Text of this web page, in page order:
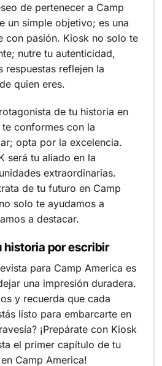
de pertenecer a Camp
un simple objetivo; es una
con pasión. Kiosk no solo te
nutre tu autenticidad,
respuestas reflejen la
quien eres.
de tu historia en
conformes con la
opta por la excelencia.
será tu aliado en la
extraordinarias.
de tu futuro en Camp
solo te ayudamos a
a destacar.
historia por escribir
para Camp America es
una impresión duradera.
y recuerda que cada
listo para embarcarte en
¡Prepárate con Kiosk
el primer capítulo de tu
Camp America!